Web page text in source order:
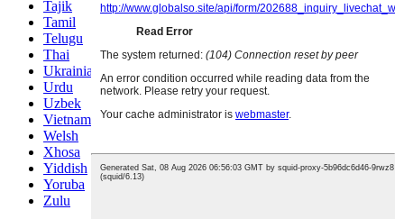
Tajik
Tamil
Telugu
Thai
Ukrainian
Urdu
Uzbek
Vietnamese
Welsh
Xhosa
Yiddish
Yoruba
Zulu